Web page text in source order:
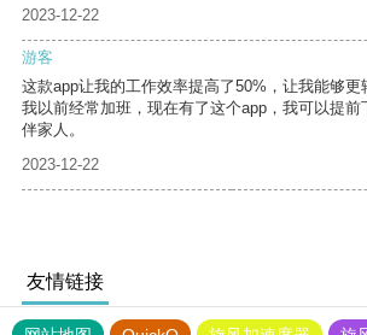
2023-12-22
游客
这款app让我的工作效率提高了50%，让我能够更
我以前经常加班，现在有了这个app，我可以提
伴家人。
2023-12-22
友情链接